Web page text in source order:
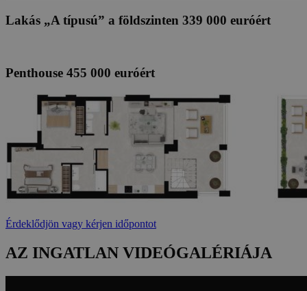
Lakás „A típusú” a földszinten 339 000 euróért
Penthouse 455 000 euróért
Érdeklődjön vagy kérjen időpontot
AZ INGATLAN VIDEÓGALÉRIÁJA